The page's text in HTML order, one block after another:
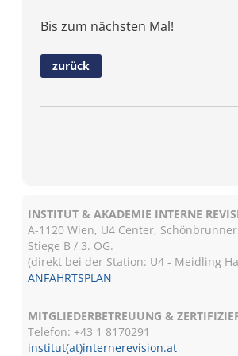
Bis zum nächsten Mal!
zurück
INSTITUT & AKADEMIE INTERNE
A-1120 Wien, U4 Center,
Stiege B / 3. OG.
(direkt bei der Station: U4 - Meidling
ANFAHRTSPLAN
MITGLIEDERBETREUUNG &
Telefon: +43 1 8170291
institut(at)internerevision.at